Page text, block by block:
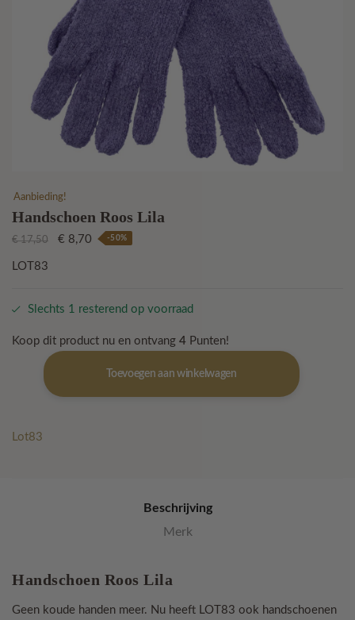
Aanbieding!
Handschoen Roos Lila
€17,50
Oorspronkelijke
€ 8,70 Huidige
-50%
LOT83
Slechts 1 resterend op voorraad
Koop dit product nu en ontvang 4 Punten!
Handschoen
Toevoegen aan winkelwagen
Lot83
Beschrijving
Merk
Handschoen Roos Lila
Geen koude handen meer. Nu heeft LOT83 ook handschoenen